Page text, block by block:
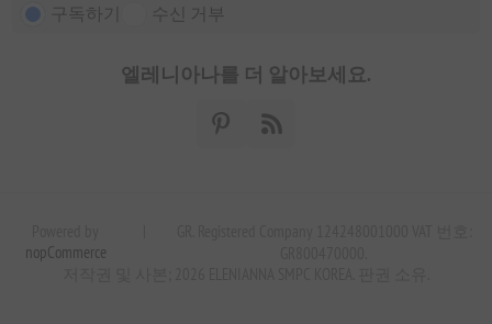
구독하기 수신 거부
엘레니아나를 더 알아보세요.
nopCommerce